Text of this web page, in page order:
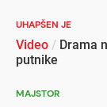
UHAPŠEN JE
Video / Drama
putnike
MAJSTOR